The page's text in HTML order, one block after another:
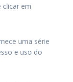
clicar em
uma série
e uso do